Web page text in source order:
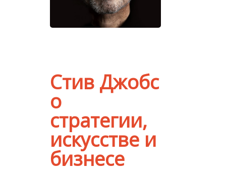
Стив Джобс
о
стратегии,
искусстве и
бизнесе